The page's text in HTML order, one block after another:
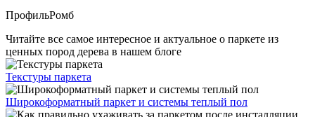
ПрофильРомб
Читайте все самое интересное и актуальное о паркете из
ценных пород дерева в нашем блоге
Текстуры паркета
Широкоформатный паркет и системы теплый пол